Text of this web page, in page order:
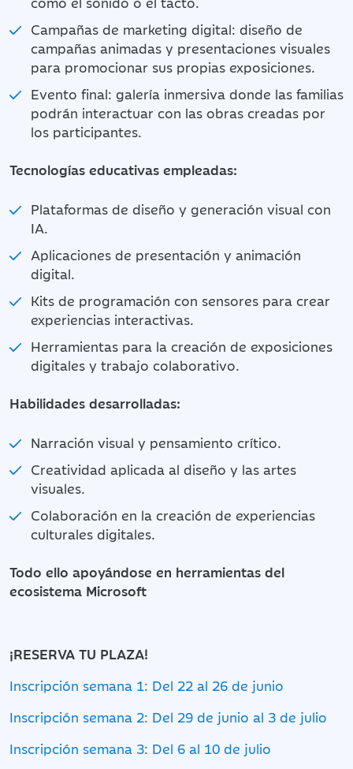
Campañas de marketing digital: diseño de
campañas animadas y presentaciones visuales
para promocionar sus propias exposiciones.
Evento final: galería inmersiva donde las familias
podrán interactuar con las obras creadas por
los participantes.
Tecnologías educativas empleadas:
Plataformas de diseño y generación visual con
IA.
Aplicaciones de presentación y animación
digital.
Kits de programación con sensores para crear
experiencias interactivas.
Herramientas para la creación de exposiciones
digitales y trabajo colaborativo.
Habilidades desarrolladas:
Narración visual y pensamiento crítico.
Creatividad aplicada al diseño y las artes
visuales.
Colaboración en la creación de experiencias
culturales digitales.
Todo ello apoyándose en herramientas del
ecosistema Microsoft
¡RESERVA TU PLAZA!
Inscripción semana 1: Del 22 al 26 de junio
Inscripción semana 2: Del 29 de junio al 3 de julio
Inscripción semana 3: Del 6 al 10 de julio